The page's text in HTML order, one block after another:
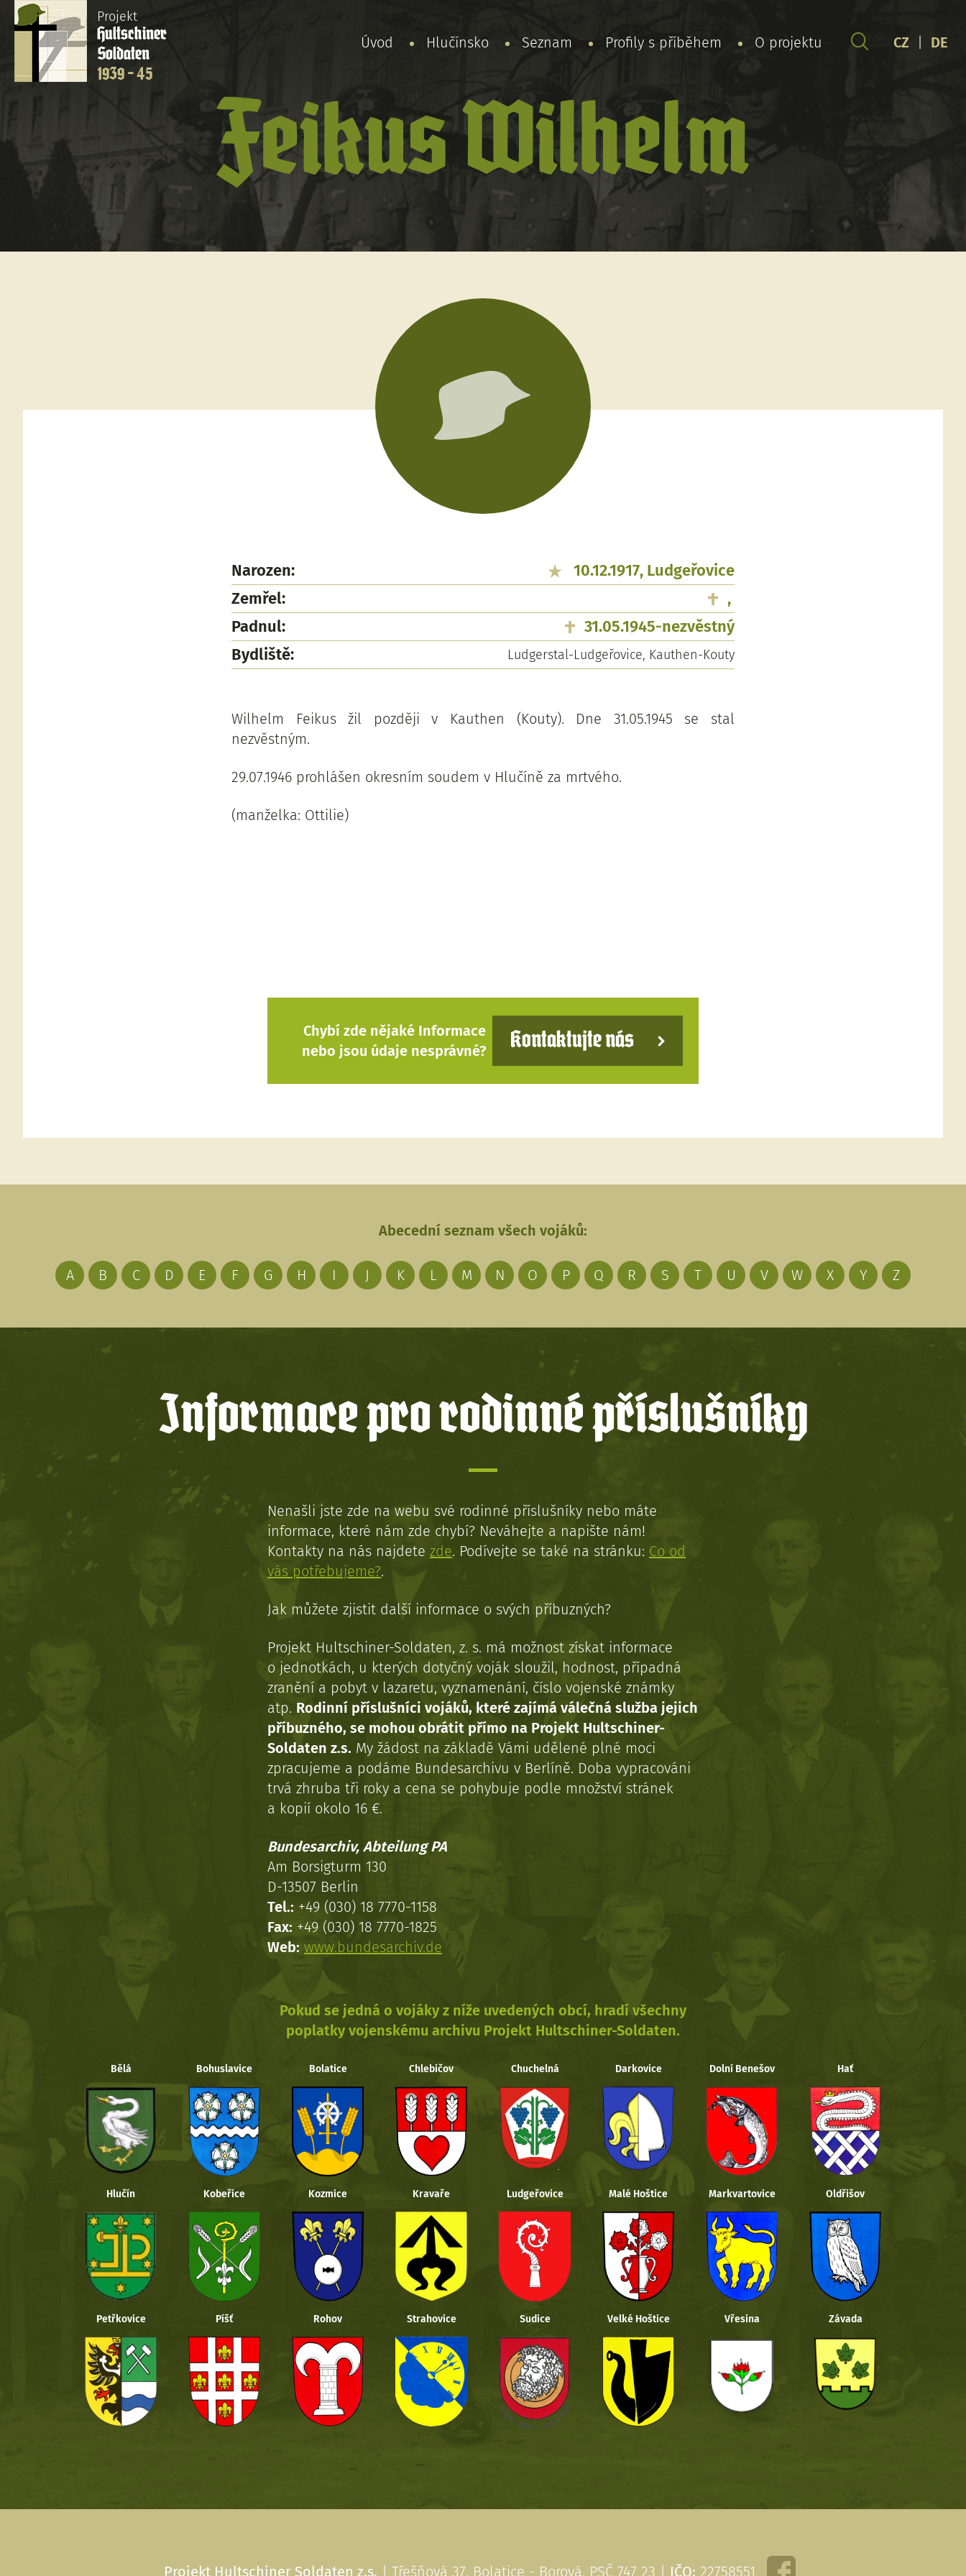
Projekt
Hultschiner
Soldaten
1939 - 45
Úvod Hlučínsko Seznam Profily s příběhem O projektu CZ DE
Feikus Wilhelm
Narozen:
10.12.1917, Ludgeřovice
Zemřel:
,
Padnul:
31.05.1945-nezvěstný
Bydliště:
Ludgerstal-Ludgeřovice, Kauthen-Kouty
Wilhelm Feikus žil později v Kauthen (Kouty). Dne 31.05.1945 se stal
nezvěstným.
29.07.1946 prohlášen okresním soudem v Hlučíně za mrtvého.
(manželka: Ottilie)
Chybí zde nějaké Informace
nebo jsou údaje nesprávné?
Kontaktujte nás
Abecední seznam všech vojáků:
A B C D E F G H I J K L M N O P Q R S T U V W X Y Z
Informace pro rodinné příslušníky
Nenašli jste zde na webu své rodinné příslušníky nebo máte
informace, které nám zde chybí? Neváhejte a napište nám!
Kontakty na nás najdete zde. Podívejte se také na stránku: Co od
vás potřebujeme?.
Jak můžete zjistit další informace o svých příbuzných?
Projekt Hultschiner-Soldaten, z. s. má možnost získat informace
o jednotkách, u kterých dotyčný voják sloužil, hodnost, případná
zranění a pobyt v lazaretu, vyznamenání, číslo vojenské známky
atp. Rodinní příslušníci vojáků, které zajímá válečná služba jejich
příbuzného, se mohou obrátit přímo na Projekt Hultschiner-
Soldaten z.s. My žádost na základě Vámi udělené plné moci
zpracujeme a podáme Bundesarchivu v Berlíně. Doba vypracováni
trvá zhruba tři roky a cena se pohybuje podle množství stránek
a kopií okolo 16 €.
Bundesarchiv, Abteilung PA
Am Borsigturm 130
D-13507 Berlin
Tel.: +49 (030) 18 7770-1158
Fax: +49 (030) 18 7770-1825
Web: www.bundesarchiv.de
Pokud se jedná o vojáky z níže uvedených obcí, hradí všechny
poplatky vojenskému archivu Projekt Hultschiner-Soldaten.
Bělá Bohuslavice Bolatice Chlebičov Chuchelná Darkovice Dolní Benešov Hať
Hlučín Kobeřice Kozmice Kravaře Ludgeřovice Malé Hoštice Markvartovice Oldřišov
Petřkovice Píšť Rohov Strahovice Sudice Velké Hoštice Vřesina Závada
Projekt Hultschiner Soldaten z.s. | Třešňová 37, Bolatice - Borová, PSČ 747 23 | IČO: 22758551